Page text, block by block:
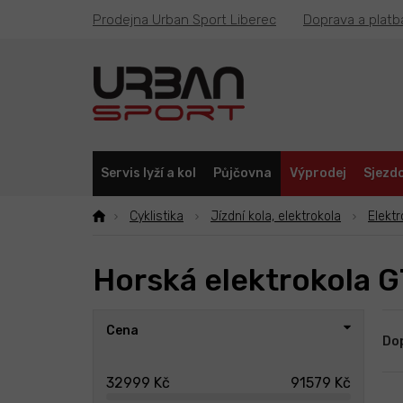
Prodejna Urban Sport Liberec Doprava a
Servis lyží a kol Půjčovna Výprodej
Cyklistika Jízdní kola, elektrokola
Horská elektrokola
Cena
32999 Kč 91579 Kč
a